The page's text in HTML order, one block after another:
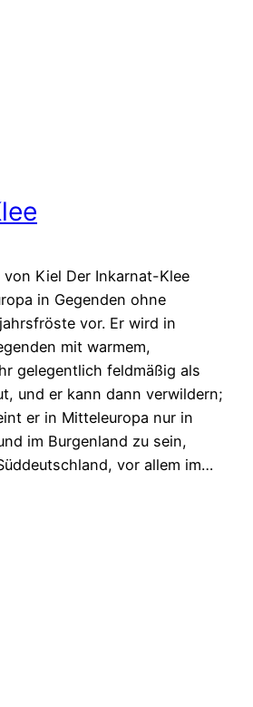
Kiel Der Inkarnat-Klee
in Gegenden ohne
vor. Er wird in
mit warmem,
gelegentlich feldmäßig als
und er kann dann verwildern;
er in Mitteleuropa nur in
im Burgenland zu sein,
vor allem im…